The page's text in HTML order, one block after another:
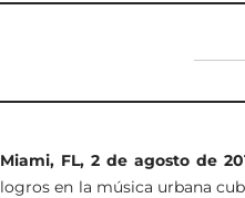
Miami, FL, 2 de agosto de
logros en la música urbana